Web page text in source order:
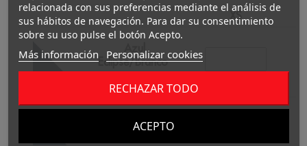
XS
Eclipse/Branco
real/blanco
relacionada con sus preferencias mediante el análisis de
sus hábitos de navegación. Para dar su consentimiento
sobre su uso pulse el botón Acepto.
Más información Personalizar cookies
RECHAZAR TODO
ACEPTO